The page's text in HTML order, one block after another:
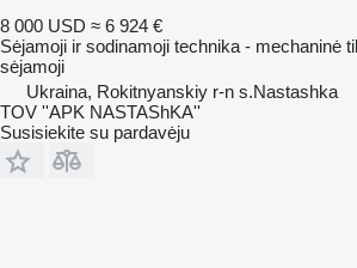
8 000 USD ≈ 6 924 €
Sėjamoji ir sodinamoji technika - mechaninė
sėjamoji
Ukraina, Rokitnyanskiy r-n s.Nastashka
TOV ''APK NASTAShKA''
Susisiekite su pardavėju